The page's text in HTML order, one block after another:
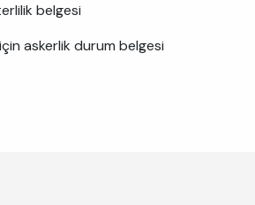
belgesi
askerlik durum belgesi